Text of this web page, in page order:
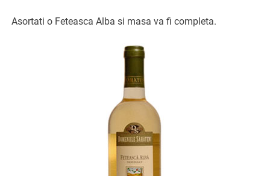
Asortati o Feteasca Alba si masa va fi completa.